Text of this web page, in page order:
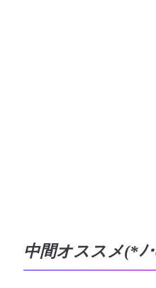
中間オススメ(*ﾉ